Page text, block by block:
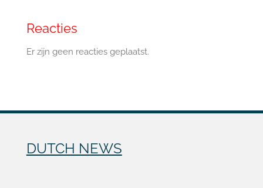
Reacties
Er zijn geen reacties geplaatst.
DUTCH NEWS